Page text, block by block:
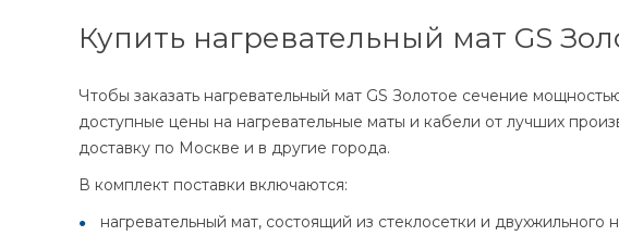
Купить нагревательный мат GS
Чтобы заказать нагревательный мат GS Золотое сечение
доступные цены на нагревательные маты и кабели от лучших
доставку по Москве и в другие города.
В комплект поставки включаются:
нагревательный мат, состоящий из стеклосетки и двухжильного